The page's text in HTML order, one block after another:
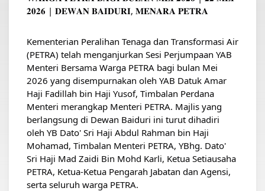
𝟐𝟎𝟐𝟔 | 𝐃𝐄𝐖𝐀𝐍 𝐁𝐀𝐈𝐃𝐔𝐑𝐈, 𝐌𝐄𝐍𝐀𝐑𝐀 𝐏𝐄𝐓𝐑𝐀
Kementerian Peralihan Tenaga dan Transformasi Air
(PETRA) telah menganjurkan Sesi Perjumpaan YAB
Menteri Bersama Warga PETRA bagi bulan Mei
2026 yang disempurnakan oleh YAB Datuk Amar
Haji Fadillah bin Haji Yusof, Timbalan Perdana
Menteri merangkap Menteri PETRA. Majlis yang
berlangsung di Dewan Baiduri ini turut dihadiri
oleh YB Dato' Sri Haji Abdul Rahman bin Haji
Mohamad, Timbalan Menteri PETRA, YBhg. Dato'
Sri Haji Mad Zaidi Bin Mohd Karli, Ketua Setiausaha
PETRA, Ketua-Ketua Pengarah Jabatan dan Agensi,
serta seluruh warga PETRA.